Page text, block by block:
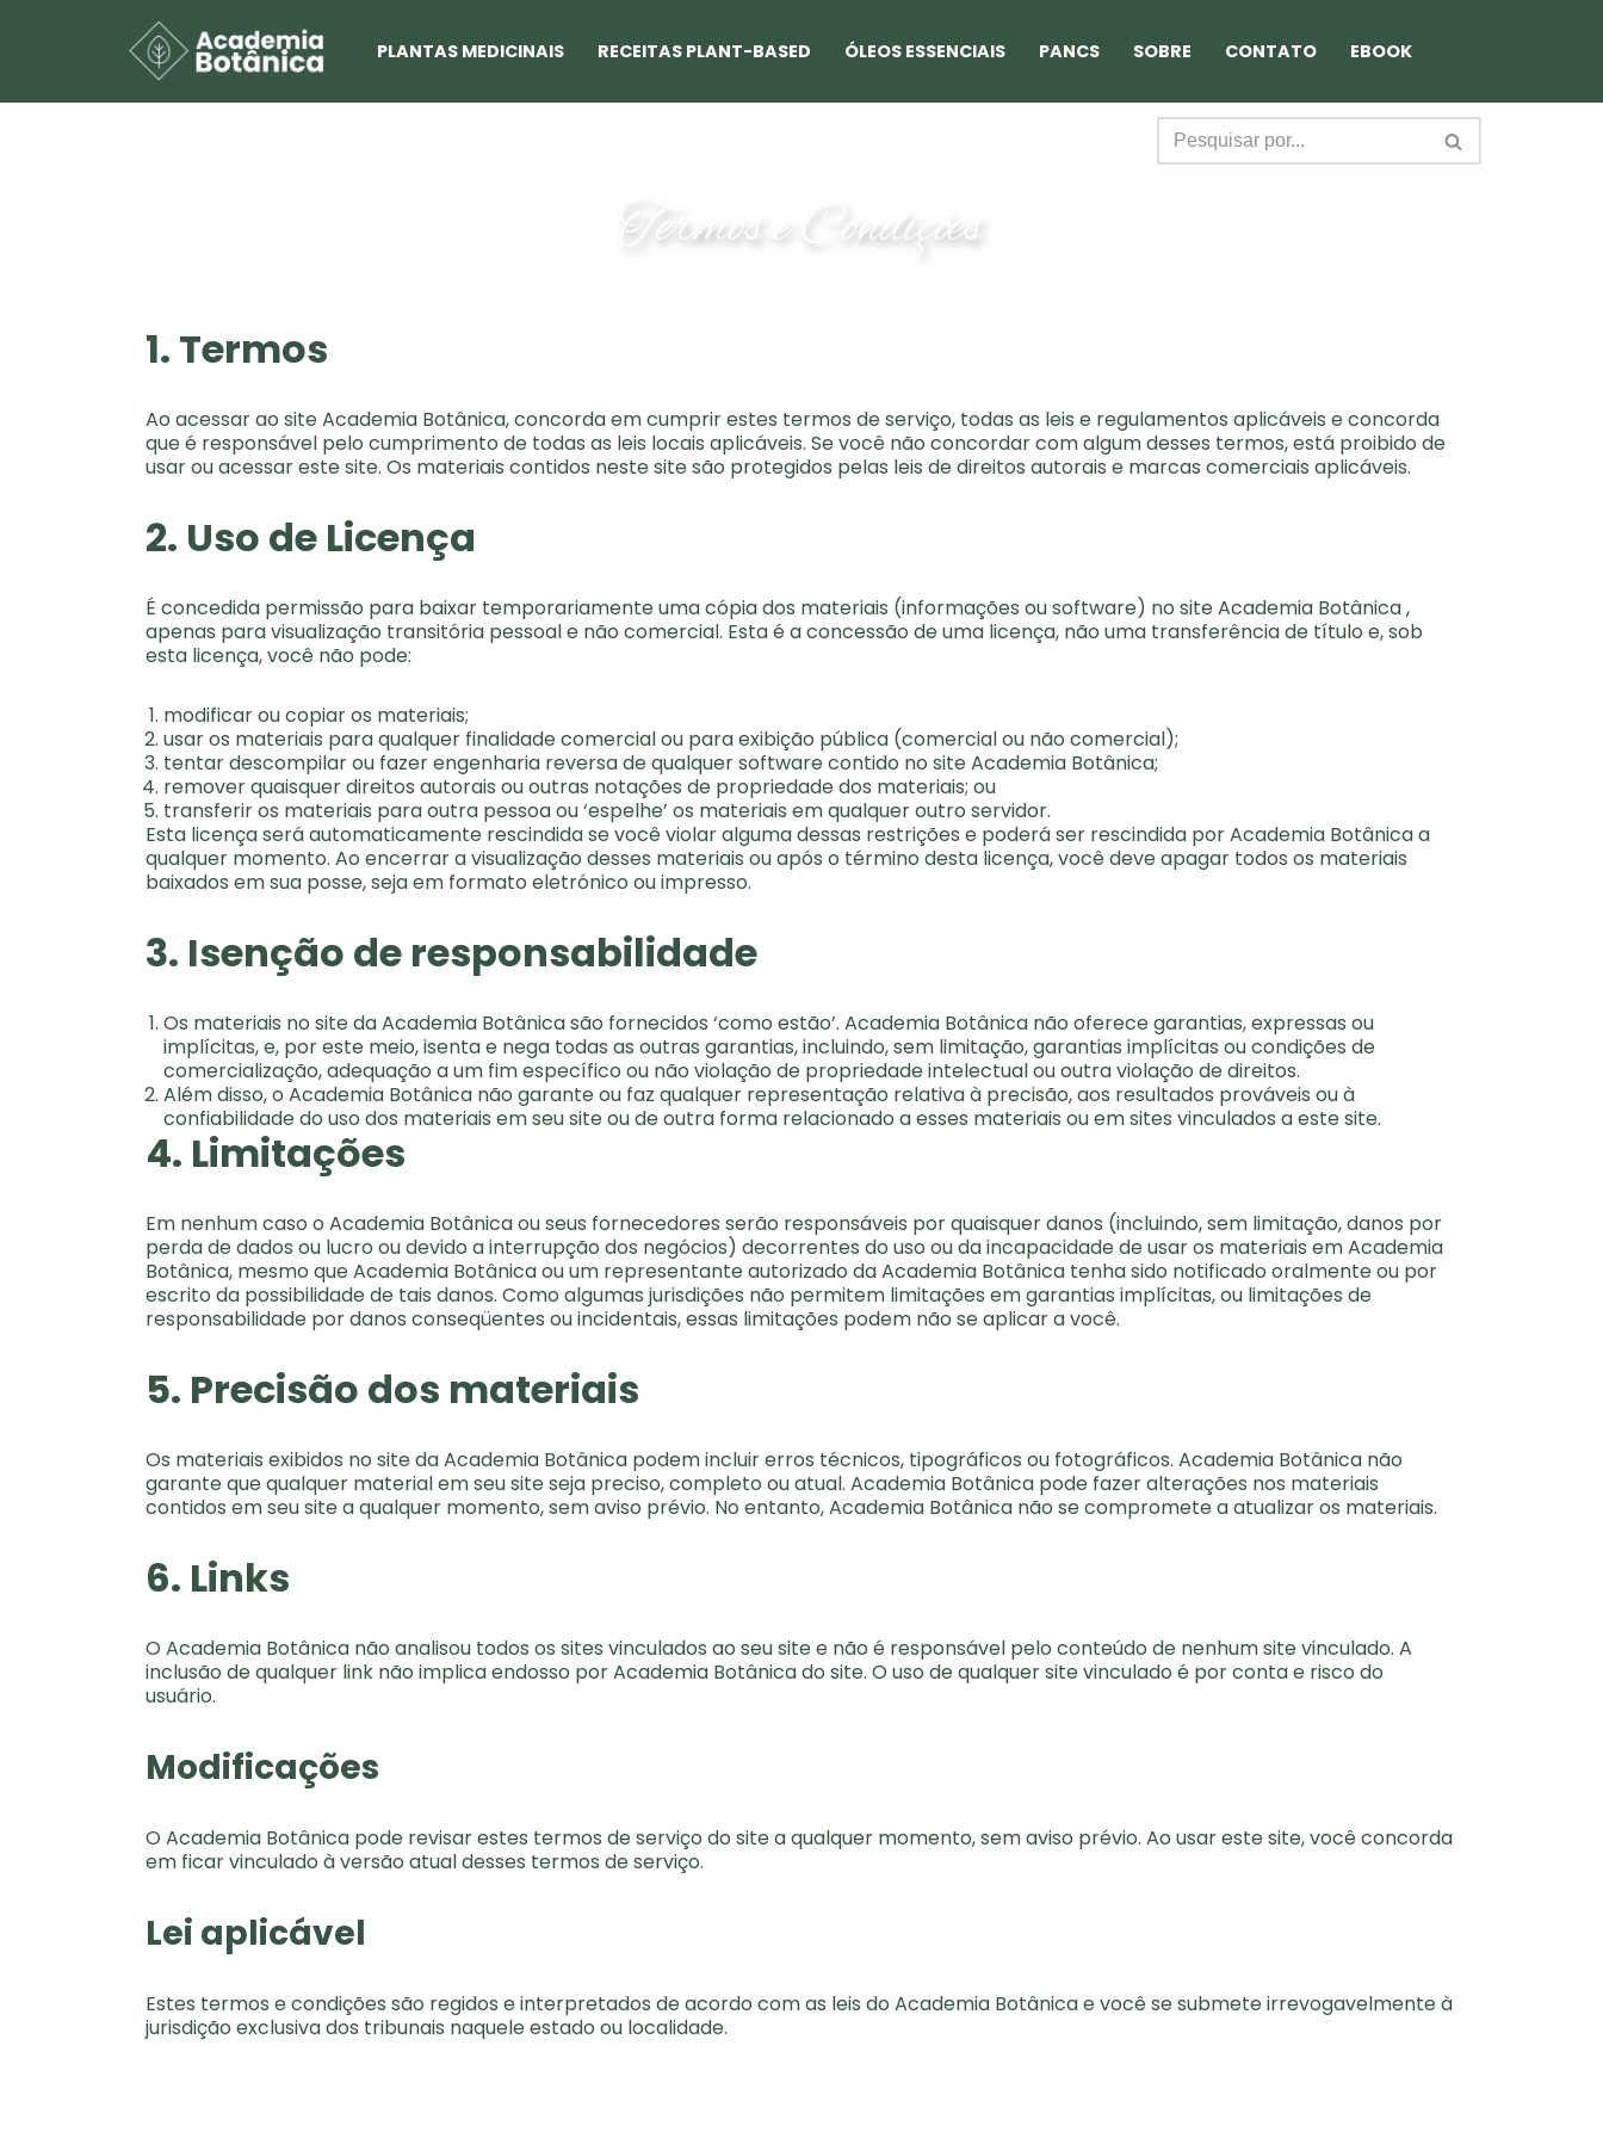
para
PLANTAS MEDICINAIS RECEITAS PLANT-BASED ÓLEOS ESSENCIAIS PANCS SOBRE CONTATO EBOOK
Termos e Condições
1. Termos
Ao acessar ao siteAcademia Botânica, concorda em cumprir estes termos de serviço, todas as leis e regulamentos aplicáveis ​​e concorda
que é responsável pelo cumprimento de todas as leis locais aplicáveis. Se você não concordar com algum desses termos, está proibido de
usar ou acessar este site. Os materiais contidos neste site são protegidos pelas leis de direitos autorais e marcas comerciais aplicáveis.
2. Uso de Licença
É concedida permissão para baixar temporariamente uma cópia dos materiais (informações ou software) no site Academia Botânica ,
apenas para visualização transitória pessoal e não comercial. Esta é a concessão de uma licença, não uma transferência de título e, sob
esta licença, você não pode:
modificar ou copiar os materiais;
usar os materiais para qualquer finalidade comercial ou para exibição pública (comercial ou não comercial);
tentar descompilar ou fazer engenharia reversa de qualquer software contido no site Academia Botânica;
remover quaisquer direitos autorais ou outras notações de propriedade dos materiais; ou
transferir os materiais para outra pessoa ou ‘espelhe’ os materiais em qualquer outro servidor.
Esta licença será automaticamente rescindida se você violar alguma dessas restrições e poderá ser rescindida por Academia Botânica a
qualquer momento. Ao encerrar a visualização desses materiais ou após o término desta licença, você deve apagar todos os materiais
baixados em sua posse, seja em formato eletrónico ou impresso.
3. Isenção de responsabilidade
Os materiais no site da Academia Botânica são fornecidos ‘como estão’. Academia Botânica não oferece garantias, expressas ou
implícitas, e, por este meio, isenta e nega todas as outras garantias, incluindo, sem limitação, garantias implícitas ou condições de
comercialização, adequação a um fim específico ou não violação de propriedade intelectual ou outra violação de direitos.
Além disso, o Academia Botânica não garante ou faz qualquer representação relativa à precisão, aos resultados prováveis ​​ou à
confiabilidade do uso dos materiais em seu site ou de outra forma relacionado a esses materiais ou em sites vinculados a este site.
4. Limitações
Em nenhum caso o Academia Botânica ou seus fornecedores serão responsáveis ​​por quaisquer danos (incluindo, sem limitação, danos por
perda de dados ou lucro ou devido a interrupção dos negócios) decorrentes do uso ou da incapacidade de usar os materiais em Academia
Botânica, mesmo que Academia Botânica ou um representante autorizado da Academia Botânica tenha sido notificado oralmente ou por
escrito da possibilidade de tais danos. Como algumas jurisdições não permitem limitações em garantias implícitas, ou limitações de
responsabilidade por danos conseqüentes ou incidentais, essas limitações podem não se aplicar a você.
5. Precisão dos materiais
Os materiais exibidos no site da Academia Botânica podem incluir erros técnicos, tipográficos ou fotográficos. Academia Botânica não
garante que qualquer material em seu site seja preciso, completo ou atual. Academia Botânica pode fazer alterações nos materiais
contidos em seu site a qualquer momento, sem aviso prévio. No entanto, Academia Botânica não se compromete a atualizar os materiais.
6. Links
O Academia Botânica não analisou todos os sites vinculados ao seu site e não é responsável pelo conteúdo de nenhum site vinculado. A
inclusão de qualquer link não implica endosso por Academia Botânica do site. O uso de qualquer site vinculado é por conta e risco do
usuário.
Modificações
O Academia Botânica pode revisar estes termos de serviço do site a qualquer momento, sem aviso prévio. Ao usar este site, você concorda
em ficar vinculado à versão atual desses termos de serviço.
Lei aplicável
Estes termos e condições são regidos e interpretados de acordo com as leis do Academia Botânica e você se submete irrevogavelmente à
jurisdição exclusiva dos tribunais naquele estado ou localidade.